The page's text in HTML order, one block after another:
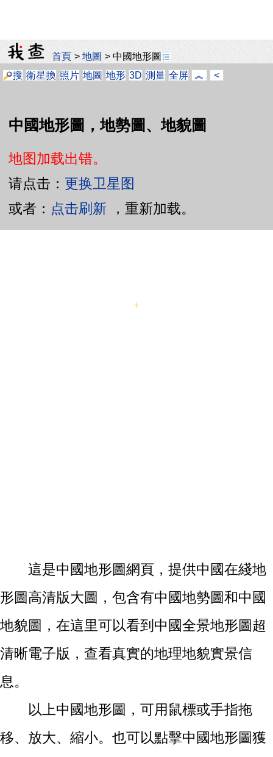
首頁 >地圖 >中國地形圖
搜 衛星換 照片 地圖 地形 3D 測量 全屏 ︽ <
中國地形圖，地勢圖、地貌圖
地图加载出错。
请点击： 更换卫星图
或者： 点击刷新 ，重新加载。
這是中國地形圖網頁，提供中國在綫地
形圖高清版大圖，包含有中國地勢圖和中國
地貌圖，在這里可以看到中國全景地形圖超
清晰電子版，查看真實的地理地貌實景信
息。
以上中國地形圖，可用鼠標或手指拖
移、放大、縮小。也可以點擊中國地形圖獲